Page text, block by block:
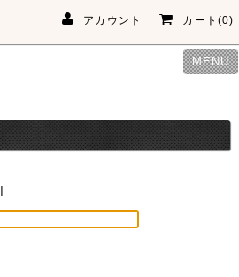
アカウント カート(0)
MENU